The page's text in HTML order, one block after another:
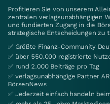
Profitieren Sie von unserem
zentralen verlagsunabhängigen
und fundierten Zugang in die
strategische Entscheidungen zu
✅ Größte Finanz-Community
✅ über 550.000 registrierte
✅ rund 2.000 Beiträge pro Tag
✅ verlagsunabhängige Partner
BörsenNews
✅ Jederzeit einfach handeln